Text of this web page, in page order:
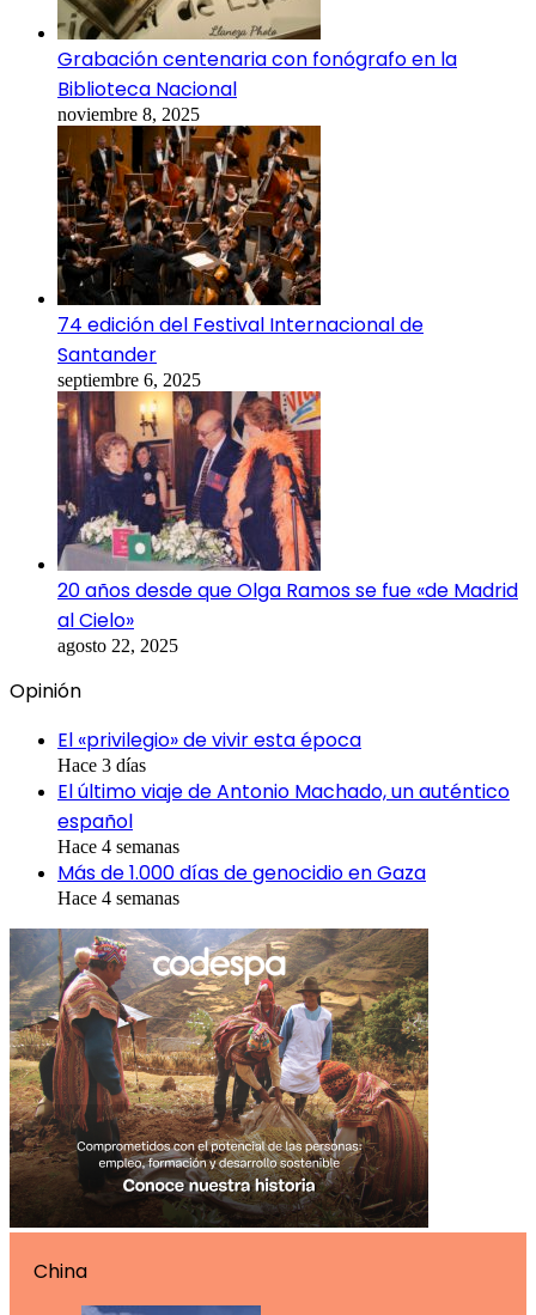
Grabación centenaria con fonógrafo en la
Biblioteca Nacional
noviembre 8, 2025
74 edición del Festival Internacional de
Santander
septiembre 6, 2025
20 años desde que Olga Ramos se fue «de Madrid
al Cielo»
agosto 22, 2025
Opinión
El «privilegio» de vivir esta época
Hace 3 días
El último viaje de Antonio Machado, un auténtico
español
Hace 4 semanas
Más de 1.000 días de genocidio en Gaza
Hace 4 semanas
China